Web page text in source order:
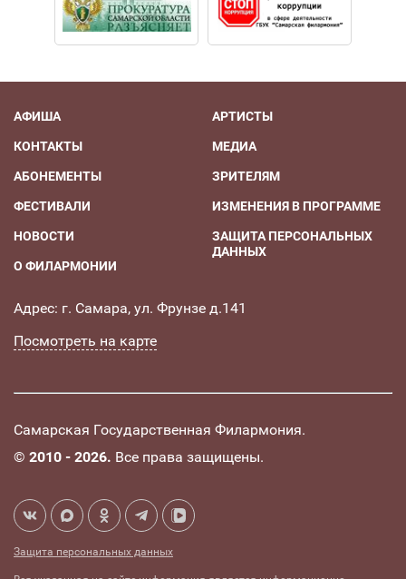
АФИША
КОНТАКТЫ
АБОНЕМЕНТЫ
ФЕСТИВАЛИ
НОВОСТИ
О ФИЛАРМОНИИ
АРТИСТЫ
МЕДИА
ЗРИТЕЛЯМ
ИЗМЕНЕНИЯ В ПРОГРАММЕ
ЗАЩИТА ПЕРСОНАЛЬНЫХ
ДАННЫХ
Адрес: г. Самара, ул. Фрунзе д.141
Посмотреть на карте
Самарская Государственная Филармония.
© 2010 - 2026. Все права защищены.
Защита персональных данных